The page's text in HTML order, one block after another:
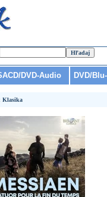
DVD-Audio DVD/
Klasika